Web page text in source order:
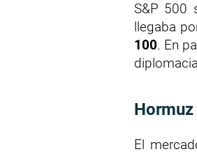
S&P 500
llegaba
100. En
El